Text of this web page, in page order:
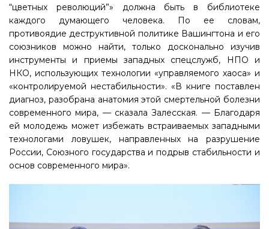
“цветных революций”» должна быть в библиотеке
каждого думающего человека. По ее словам,
противоядие деструктивной политике Вашингтона и его
союзников можно найти, только досконально изучив
инструменты и приемы западных спецслужб, НПО и
НКО, использующих технологии «управляемого хаоса» и
«контролируемой нестабильности». «В книге поставлен
диагноз, разобрана анатомия этой смертельной болезни
современного мира, — сказала Залесская. — Благодаря
ей молодежь может избежать встраиваемых западными
технологами ловушек, направленных на разрушение
России, Союзного государства и подрыв стабильности и
основ современного мира».